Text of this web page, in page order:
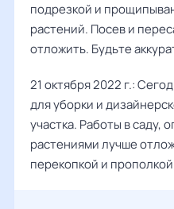
подрезкой и
растений. Посев и
отложить. Будьте
21 октября 2022 г.:
для уборки и
участка. Работы в саду,
растениями лучше
перекопкой и